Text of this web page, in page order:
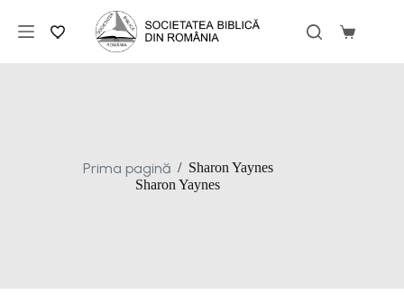
conținut
Coș
Prima pagină / Sharon Yaynes
Sharon Yaynes